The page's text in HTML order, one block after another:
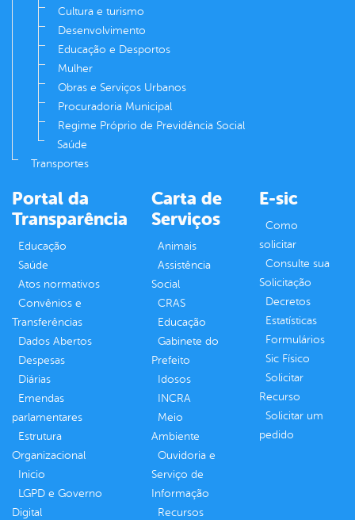
Cultura e turismo
Desenvolvimento
Educação e Desportos
Mulher
Obras e Serviços Urbanos
Procuradoria Municipal
Regime Próprio de Previdência Social
Saúde
Transportes
Portal da
Transparência
Educação
Saúde
Atos normativos
Convênios e
Transferências
Dados Abertos
Despesas
Diárias
Emendas
parlamentares
Estrutura
Organizacional
Inicio
LGPD e Governo
Digital
Carta de
Serviços
Animais
Assistência
Social
CRAS
Educação
Gabinete do
Prefeito
Idosos
INCRA
Meio
Ambiente
Ouvidoria e
Serviço de
Informação
Recursos
E-sic
Como
solicitar
Consulte sua
Solicitação
Decretos
Estatísticas
Formulários
Sic Físico
Solicitar
Recurso
Solicitar um
pedido